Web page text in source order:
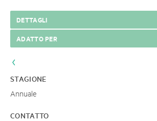
DETTAGLI
ADATTO PER
STAGIONE
Annuale
CONTATTO